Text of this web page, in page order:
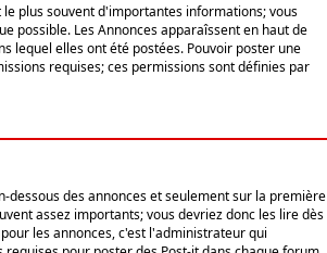
le plus souvent d'importantes informations; vous
possible. Les Annonces apparaîssent en haut de
lequel elles ont été postées. Pouvoir poster une
requises; ces permissions sont définies par
dessous des annonces et seulement sur la première
assez importants; vous devriez donc les lire dès
les annonces, c'est l'administrateur qui